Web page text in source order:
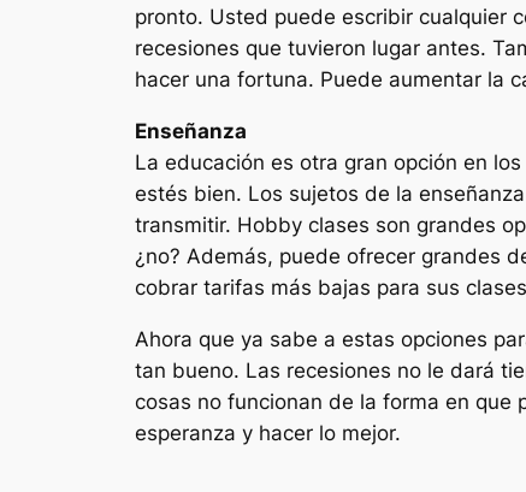
pronto. Usted puede escribir cualquier
recesiones que tuvieron lugar antes.
hacer una fortuna. Puede aumentar la
Enseñanza
La educación es otra gran opción en
estés bien. Los sujetos de la
transmitir. Hobby clases son grandes
¿no? Además, puede ofrecer grandes
cobrar tarifas más bajas para sus
Ahora que ya sabe a estas opciones
tan bueno. Las recesiones no le dará
cosas no funcionan de la forma en que
esperanza y hacer lo mejor.